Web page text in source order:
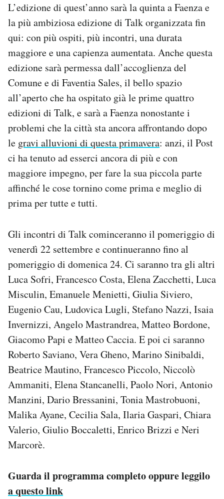
Newsletter
Notifiche mobile
Regala il Post
L’edizione di quest’anno sarà la quinta a Faenza e
la più ambiziosa edizione di Talk organizzata fin
qui: con più ospiti, più incontri, una durata
maggiore e una capienza aumentata. Anche questa
edizione sarà permessa dall’accoglienza del
Comune e di Faventia Sales, il bello spazio
all’aperto che ha ospitato già le prime quattro
edizioni di Talk, e sarà a Faenza nonostante i
problemi che la città sta ancora affrontando dopo
le gravi alluvioni di questa primavera: anzi, il Post
ci ha tenuto ad esserci ancora di più e con
maggiore impegno, per fare la sua piccola parte
affinché le cose tornino come prima e meglio di
prima per tutte e tutti.
Gli incontri di Talk cominceranno il pomeriggio di
venerdì 22 settembre e continueranno fino al
pomeriggio di domenica 24. Ci saranno tra gli altri
Luca Sofri, Francesco Costa, Elena Zacchetti, Luca
Misculin, Emanuele Menietti, Giulia Siviero,
Eugenio Cau, Ludovica Lugli, Stefano Nazzi, Isaia
Invernizzi, Angelo Mastrandrea, Matteo Bordone,
Giacomo Papi e Matteo Caccia. E poi ci saranno
Roberto Saviano, Vera Gheno, Marino Sinibaldi,
Beatrice Mautino, Francesco Piccolo, Niccolò
Ammaniti, Elena Stancanelli, Paolo Nori, Antonio
Manzini, Dario Bressanini, Tonia Mastrobuoni,
Malika Ayane, Cecilia Sala, Ilaria Gaspari, Chiara
Valerio, Giulio Boccaletti, Enrico Brizzi e Neri
Marcorè.
Guarda il programma completo oppure leggilo
a questo link